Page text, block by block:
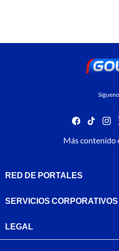
facebook
tiktok
Más contenido
RED DE PORTALES
SERVICIOS CORPORATIVOS
LEGAL